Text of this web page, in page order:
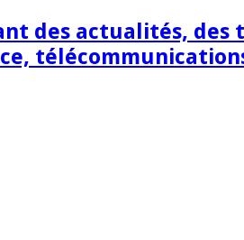
des actualités, des